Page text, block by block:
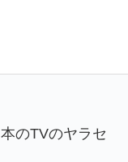
のTVのヤラセ